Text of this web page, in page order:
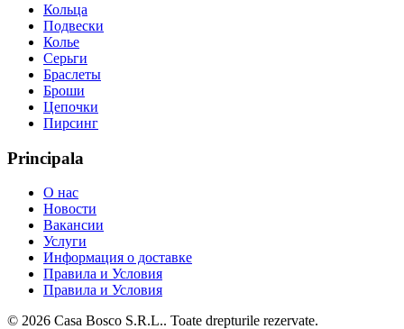
Кольца
Подвески
Колье
Серьги
Браслеты
Броши
Цепочки
Пирсинг
Principala
О нас
Новости
Вакансии
Услуги
Информация о доставке
Правила и Условия
Правила и Условия
© 2026 Casa Bosco S.R.L.. Toate drepturile rezervate.